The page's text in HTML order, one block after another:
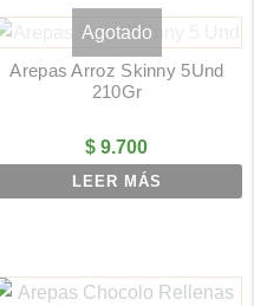
Agotado
Arepas Arroz Skinny 5Und
210Gr
$ 9.700
LEER MÁS